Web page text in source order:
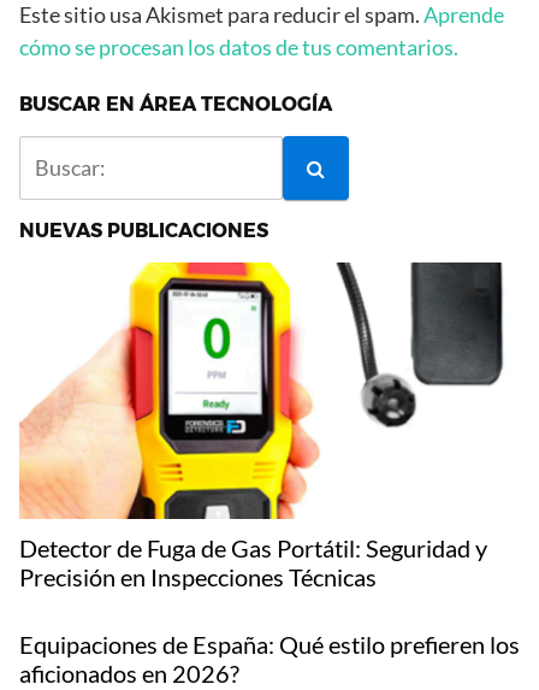
Este sitio usa Akismet para reducir el spam.Aprende
cómo se procesan los datos de tus comentarios.
BUSCAR EN ÁREA TECNOLOGÍA
NUEVAS PUBLICACIONES
Detector de Fuga de Gas Portátil: Seguridad y
Precisión en Inspecciones Técnicas
Equipaciones de España: Qué estilo prefieren los
aficionados en 2026?